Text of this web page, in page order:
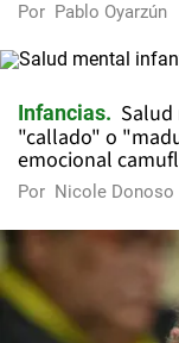
Por Pablo Oyarzún
Infancias
"callado" o
emocional
Por Nicole Donoso